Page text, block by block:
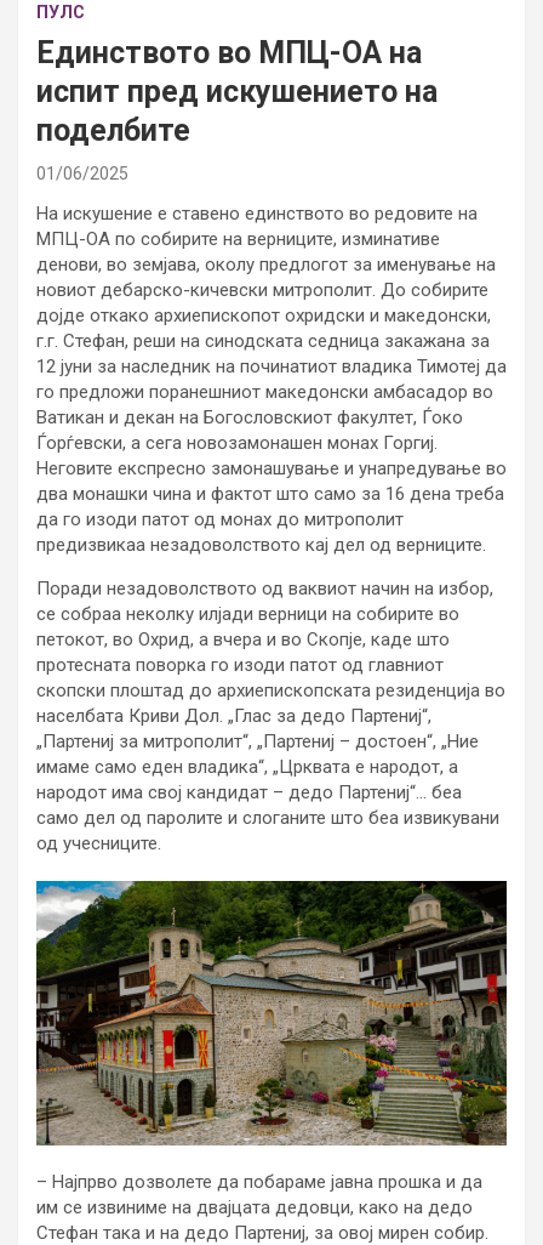
ПУЛС
Единството во МПЦ-ОА на
испит пред искушението на
поделбите
01/06/2025
На искушение е ставено единството во редовите на
МПЦ-ОА по собирите на верниците, изминативе
денови, во земјава, околу предлогот за именување на
новиот дебарско-кичевски митрополит. До собирите
дојде откако архиепископот охридски и македонски,
г.г. Стефан, реши на синодската седница закажана за
12 јуни за наследник на починатиот владика Тимотеј да
го предложи поранешниот македонски амбасадор во
Ватикан и декан на Богословскиот факултет, Ѓоко
Ѓорѓевски, а сега новозамонашен монах Горгиј.
Неговите експресно замонашување и унапредување во
два монашки чина и фактот што само за 16 дена треба
да го изоди патот од монах до митрополит
предизвикаа незадоволството кај дел од верниците.
Поради незадоволството од ваквиот начин на избор,
се собраа неколку илјади верници на собирите во
петокот, во Охрид, а вчера и во Скопје, каде што
протесната поворка го изоди патот од главниот
скопски плоштад до архиепископската резиденција во
населбата Криви Дол. „Глас за дедо Партениј“,
„Партениј за митрополит“, „Партениј – достоен“, „Ние
имаме само еден владика“, „Црквата е народот, а
народот има свој кандидат – дедо Партениј“… беа
само дел од паролите и слоганите што беа извикувани
од учесниците.
– Најпрво дозволете да побараме јавна прошка и да
им се извиниме на двајцата дедовци, како на дедо
Стефан така и на дедо Партениј, за овој мирен собир.